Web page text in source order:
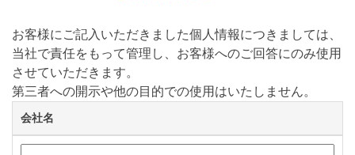
お客様にご記入いただきました個人情報につきましては、
当社で責任をもって管理し、お客様へのご回答にのみ使用
させていただきます。
第三者への開示や他の目的での使用はいたしません。
会社名